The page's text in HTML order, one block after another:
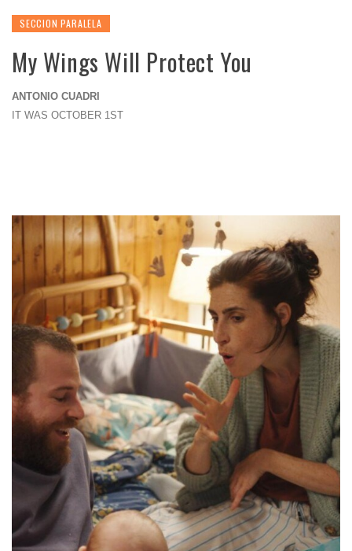
SECCION PARALELA
My Wings Will Protect You
ANTONIO CUADRI
IT WAS OCTOBER 1ST